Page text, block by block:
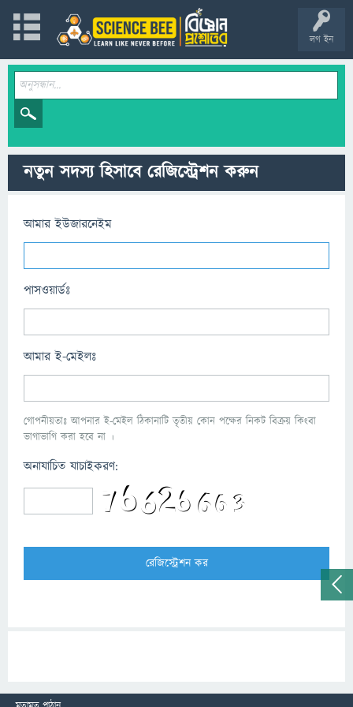
লগ ইন
নতুন সদস্য হিসাবে রেজিস্ট্রেশন করুন
আমার ইউজারনেইম
পাসওয়ার্ডঃ
আমার ই-মেইলঃ
গোপনীয়তাঃ আপনার ই-মেইল ঠিকানাটি তৃতীয় কোন পক্ষের নিকট বিক্রয় কিংবা
ভাগাভাগি করা হবে না ।
অনাযাচিত যাচাইকরণ: